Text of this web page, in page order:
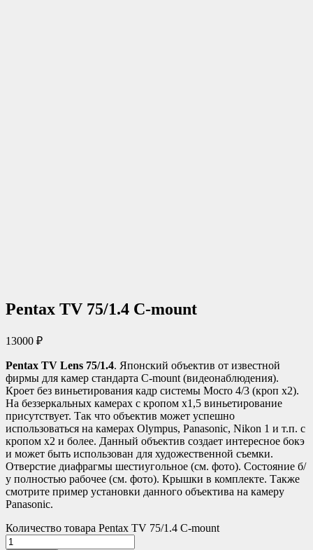
Pentax TV 75/1.4 C-mount
13000 ₽
Pentax TV Lens 75/1.4. Японский объектив от известной
фирмы для камер стандарта C-mount (видеонаблюдения).
Кроет без виньетирования кадр системы Mocro 4/3 (кроп х2).
На беззеркальных камерах с кропом х1,5 виньетирование
присутствует. Так что объектив может успешно
использоваться на камерах Olympus, Panasonic, Nikon 1 и т.п. с
кропом х2 и более. Данный объектив создает интересное бокэ
и может быть использован для художественной съемки.
Отверстие диафрагмы шестиугольное (см. фото). Состояние б/
у полностью рабочее (см. фото). Крышки в комплекте. Также
смотрите пример установки данного объектива на камеру
Panasonic.
Количество товара Pentax TV 75/1.4 C-mount